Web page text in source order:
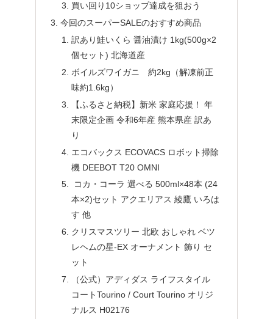
買い回り10ショップ達成を狙おう
今回のスーパーSALEのおすすめ商品
訳あり鮭いくら 醤油漬け 1kg(500g×2
個セット) 北海道産
ボイルズワイガニ 約2kg（解凍前正
味約1.6kg）
【ふるさと納税】新米 家庭応援！ 年
末限定企画 令和6年産 熊本県産 訳あ
り
エコバックス ECOVACS ロボット掃除
機 DEEBOT T20 OMNI
コカ・コーラ 選べる 500ml×48本 (24
本×2)セット アクエリアス 綾鷹 いろは
す 他
クリスマスツリー 北欧 おしゃれ ベツ
レヘムの星-EX オーナメント 飾り セ
ット
（公式）アディダス ライフスタイル
コートTourino / Court Tourino オリジ
ナルス H02176